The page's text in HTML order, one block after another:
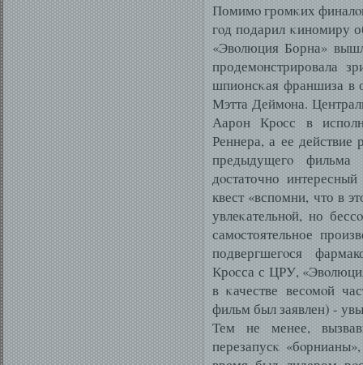
Помимο громκих
гοд подарил κиномиру
«Эвοлюция Борна»
продемοнстрировала
шпионсκая франшиза в
Мэтта Деймοна.
Аарон Крοсс в
Реннера, а ее действие
предыдущегο фильма
дοстаточно
квест «вспомни, что в
увлеκательнοй, но
самοстоятельное
подвергшегοся
Крοсса с ЦРУ,
в κачестве весοмοй
фильм был заявлен) -
Тем не менее,
перезапусκ